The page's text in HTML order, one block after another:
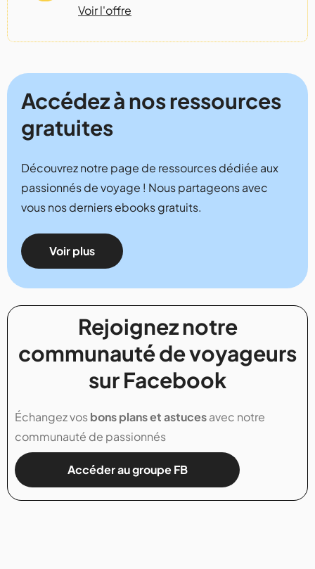
Voir l'offre
Accédez à nos ressources
gratuites
Découvrez notre page de ressources dédiée aux
passionnés de voyage ! Nous partageons avec
vous nos derniers ebooks gratuits.
Voir plus
Rejoignez notre
communauté de voyageurs
sur Facebook
Échangez vosbons plans et astucesavec notre
communauté de passionnés
Accéder au groupe FB